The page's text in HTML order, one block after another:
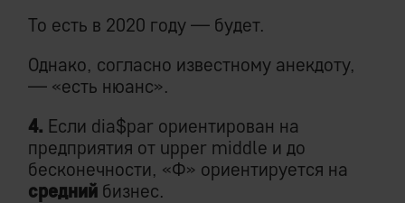
То есть в 2020 году — будет.
Однако, согласно известному анекдоту,
— «есть нюанс».
4. Если dia$par ориентирован на
предприятия от upper middle и до
бесконечности, «Ф» ориентируется на
средний бизнес.